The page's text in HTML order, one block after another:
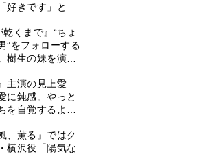
好きです」と告
乾くまで』“ちょ
”をフォローする
樹生の妹を演じ
主演の見上愛
に鈍感。やっと
を自覚するよう
、薫る』ではク
横沢役「陽気な